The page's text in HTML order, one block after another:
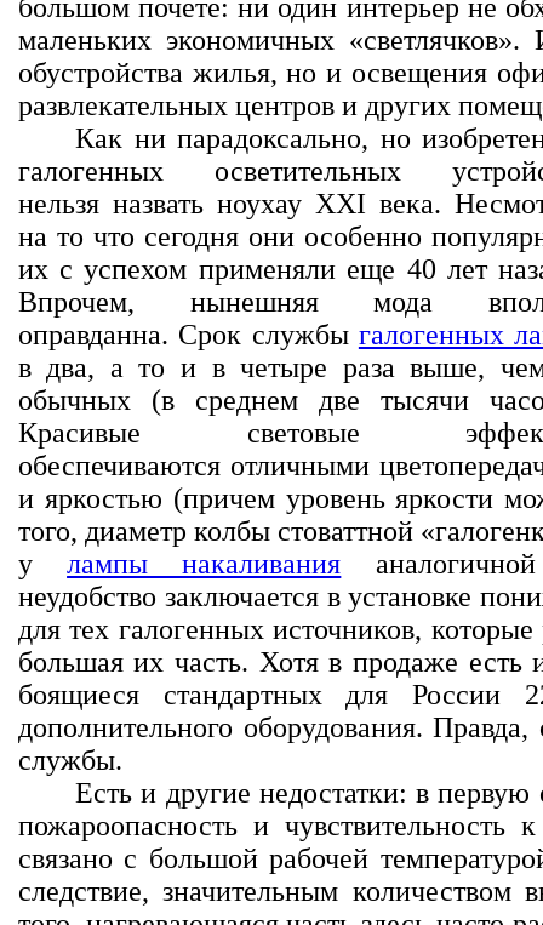
большом почете: ни один интерьер не
маленьких экономичных «светлячков».
обустройства жилья, но и освещения
развлекательных центров и других
Как ни парадоксально, но
галогенных осветительных
нельзя назвать ноу­хау XXI века.
на то что сегодня они особенно
их с успехом применяли еще 40 лет
Впрочем, нынешняя мода
оправданна. Срок службы галогенных
в два, а то и в четыре раза выше,
обычных (в среднем две тысячи
Красивые световые
обеспечиваются отличными
и яркостью (причем уровень яркости
того, диаметр колбы стоваттной
улампы накаливания
неудобство заключается в установке
для тех галогенных источников,
большая их часть. Хотя в продаже есть
боящиеся стандартных для
дополнительного оборудования.
службы.
Есть и другие недостатки: в
пожароопасность и чувствительность
связано с большой рабочей
следствие, значительным количеством